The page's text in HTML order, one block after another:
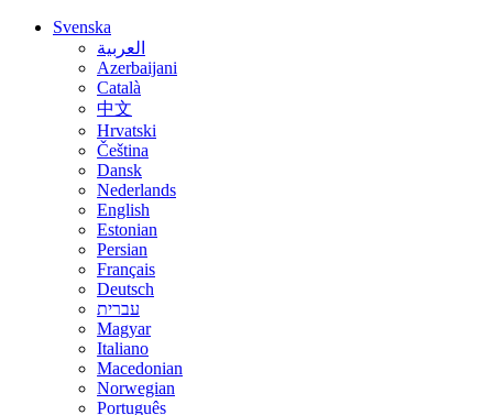
Svenska
العربية
Azerbaijani
Català
中文
Hrvatski
Čeština
Dansk
Nederlands
English
Estonian
Persian
Français
Deutsch
עברית
Magyar
Italiano
Macedonian
Norwegian
Português